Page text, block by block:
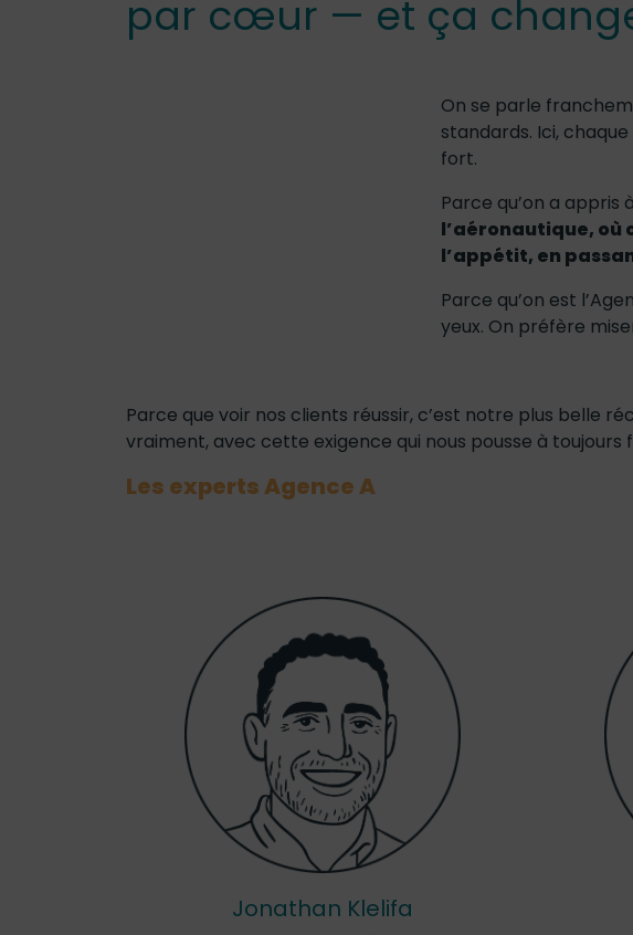
par cœur — et ça
On se parle
standards. Ici,
fort.
Parce qu’on a
l’aéronautique, où
l’appétit, en
Parce qu’on est
yeux. On préfère
Parce que voir nos clients réussir, c’est notre plus belle
vraiment, avec cette exigence qui nous pousse à toujours
Les experts Agence A
Jonathan Klelifa